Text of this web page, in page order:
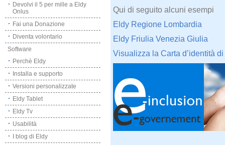
Devolvi il 5 per mille a Eldy
Onlus
Fai una Donazione
Diventa volontario
Software
Perchè Eldy
Installa e supporto
Versioni personalizzate
Eldy Tablet
Eldy Tv
Usabilità
I blog di Eldy
Qui di seguito alcuni esempi
Eldy Regione Lombardia
Eldy Friulia Venezia Giulia
Visualizza la Carta d’identità